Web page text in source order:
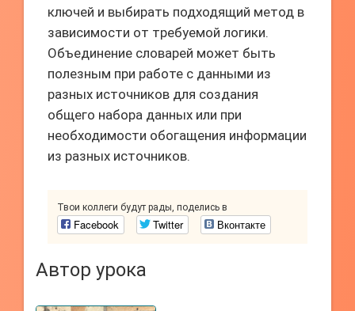
ключей и выбирать подходящий метод в
зависимости от требуемой логики.
Объединение словарей может быть
полезным при работе с данными из
разных источников для создания
общего набора данных или при
необходимости обогащения информации
из разных источников.
Твои коллеги будут рады, поделись в
Facebook Twitter Вконтакте
Автор урока